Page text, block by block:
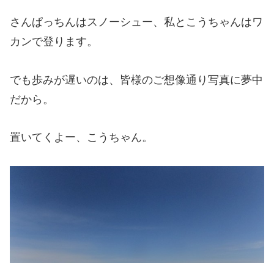
さんぱっちんはスノーシュー、私とこうちゃんはワ
カンで登ります。
でも歩みが遅いのは、皆様のご想像通り写真に夢中
だから。
置いてくよー、こうちゃん。